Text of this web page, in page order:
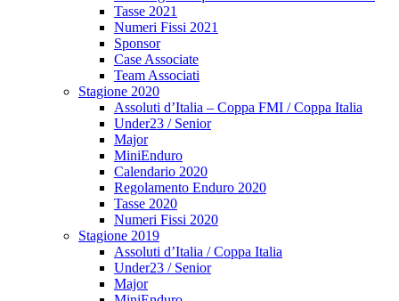
Tasse 2021
Numeri Fissi 2021
Sponsor
Case Associate
Team Associati
Stagione 2020
Assoluti d’Italia – Coppa FMI / Coppa Italia
Under23 / Senior
Major
MiniEnduro
Calendario 2020
Regolamento Enduro 2020
Tasse 2020
Numeri Fissi 2020
Stagione 2019
Assoluti d’Italia / Coppa Italia
Under23 / Senior
Major